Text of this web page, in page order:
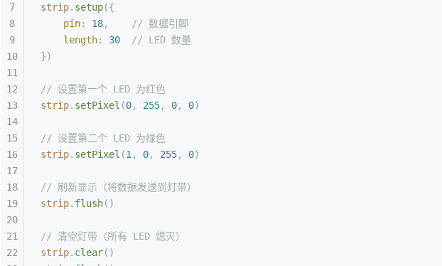
strip. setup({
    pin
: 18,
    // 数据引脚
    length
: 30
  // LED 数量
})
// 设置第一个 LED 为红色
strip. setPixel (0, 255, 0, 0)
// 设置第二个 LED 为绿色
strip. setPixel (1 , 0, 255, 0)
// 刷新显示（将数据发送到灯带）
strip. flush()
// 清空灯带（所有 LED 熄灭）
strip. clear()